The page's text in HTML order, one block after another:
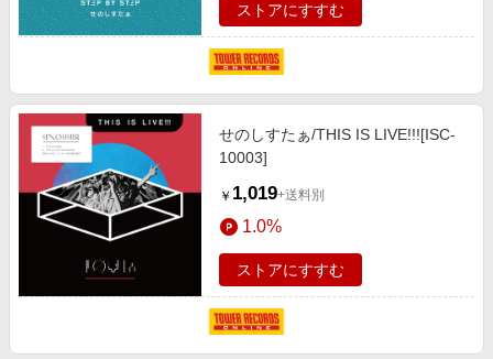
ストアにすすむ
せのしすたぁ/THIS IS LIVE!!![ISC-
10003]
￥ 1,019+送料別
1.0%
ストアにすすむ